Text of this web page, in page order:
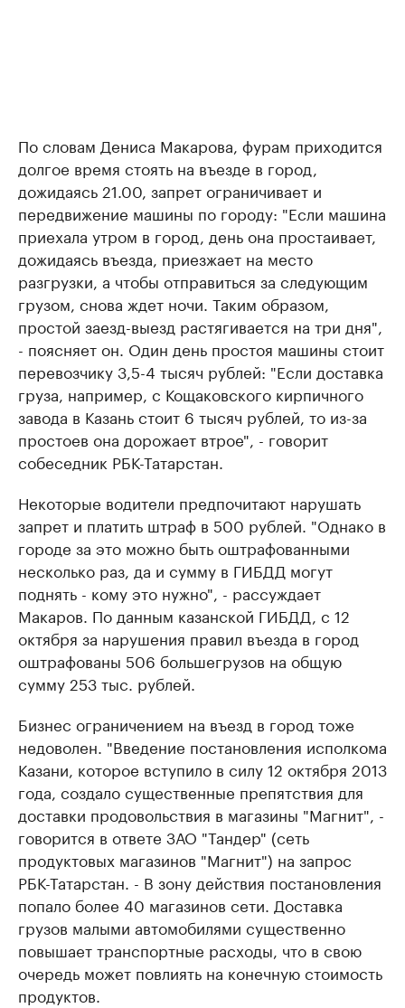
По словам Дениса Макарова, фурам приходится
долгое время стоять на въезде в город,
дожидаясь 21.00, запрет ограничивает и
передвижение машины по городу: "Если машина
приехала утром в город, день она простаивает,
дожидаясь въезда, приезжает на место
разгрузки, а чтобы отправиться за следующим
грузом, снова ждет ночи. Таким образом,
простой заезд-выезд растягивается на три дня",
- поясняет он. Один день простоя машины стоит
перевозчику 3,5-4 тысяч рублей: "Если доставка
груза, например, с Кощаковского кирпичного
завода в Казань стоит 6 тысяч рублей, то из-за
простоев она дорожает втрое", - говорит
собеседник РБК-Татарстан.
Некоторые водители предпочитают нарушать
запрет и платить штраф в 500 рублей. "Однако в
городе за это можно быть оштрафованными
несколько раз, да и сумму в ГИБДД могут
поднять - кому это нужно", - рассуждает
Макаров. По данным казанской ГИБДД, с 12
октября за нарушения правил въезда в город
оштрафованы 506 большегрузов на общую
сумму 253 тыс. рублей.
Бизнес ограничением на въезд в город тоже
недоволен. "Введение постановления исполкома
Казани, которое вступило в силу 12 октября 2013
года, создало существенные препятствия для
доставки продовольствия в магазины "Магнит", -
говорится в ответе ЗАО "Тандер" (сеть
продуктовых магазинов "Магнит") на запрос
РБК-Татарстан. - В зону действия постановления
попало более 40 магазинов сети. Доставка
грузов малыми автомобилями существенно
повышает транспортные расходы, что в свою
очередь может повлиять на конечную стоимость
продуктов.